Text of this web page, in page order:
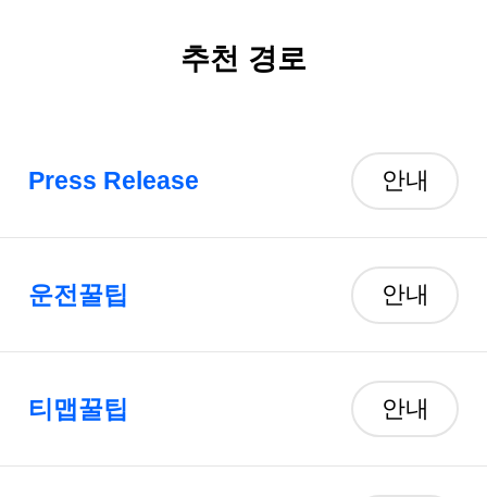
추천 경로
Press Release 안내
운전꿀팁 안내
티맵꿀팁 안내